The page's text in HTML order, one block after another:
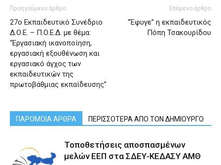
Προηγούμενο άρθρο
27ο Εκπαιδευτικό Συνέδριο
Δ.Ο.Ε. – Π.Ο.Ε.Δ. με θέμα:
“Εργασιακή ικανοποίηση,
εργασιακή εξουθένωση και
εργασιακό άγχος των
εκπαιδευτικών της
πρωτοβάθμιας εκπαίδευσης”
Επόμενο άρθρο
“Έφυγε” η εκπαιδευτικός
Πόπη Τσακουρίδου
ΠΑΡΟΜΟΙΑ ΑΡΘΡΑ ΠΕΡΙΣΣΟΤΕΡΑ ΑΠΟ ΤΟΝ ΔΗΜΙΟΥΡΓΟ
Τοποθετήσεις αποσπασμένων
μελών ΕΕΠ στα ΣΔΕΥ-ΚΕΔΑΣΥ ΑΜΘ